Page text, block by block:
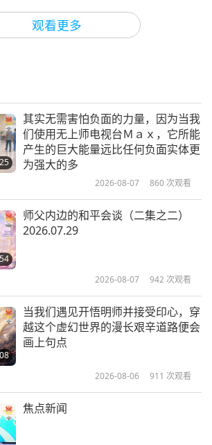
观看更多
2019-11-22
清海无上师谈动物人民的上帝品质
如何获得最多的加持 01
清海无上师开示节录：藉由帮助别人
创造天堂
其实无需害怕负面的力量，因为当我
们使用无上师电视台Ｍａｘ，它所能
产生的巨大能量远比任何负面实体更
为强大的多
2026-08-07 860 次观看
师父内边的和平会谈（二集之二）
2026.07.29
2026-08-07 942 次观看
当我们遇见开悟明师并接受印心，穿
越这个虚幻世界的漫长艰辛道路便会
画上句点
2026-08-06 911 次观看
焦点新闻